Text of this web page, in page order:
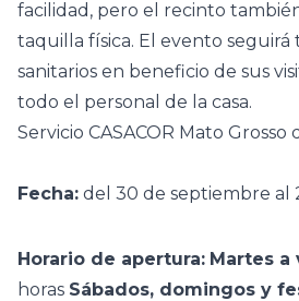
facilidad, pero el recinto
taquilla física. El evento seguirá
sanitarios en beneficio de sus
todo el personal de la casa.
Servicio CASACOR Mato Grosso
Fecha: del 30 de septiembre al
Horario de apertura: Martes a
horas Sábados, domingos y